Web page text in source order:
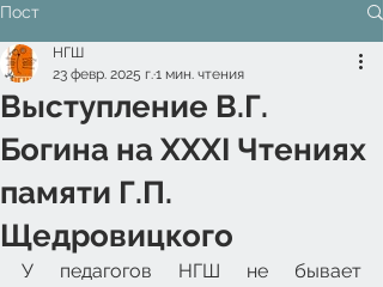
Пост
Выступление В.Г.
Богина на XXXI Чтениях
памяти Г.П.
Щедровицкого
НГШ
23 февр. 2025 г.1 мин. чтения
У педагогов НГШ не бывает